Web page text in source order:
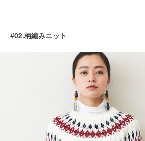
#02.柄編みニット